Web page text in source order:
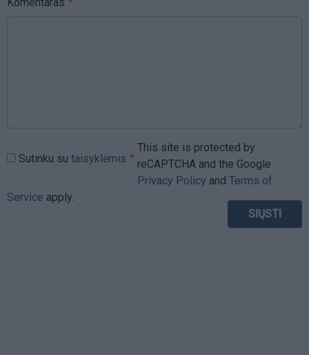
Sutinku su taisyklėmis
This site is protected by
reCAPTCHA and the Google
Privacy Policy and Terms of
Service apply.